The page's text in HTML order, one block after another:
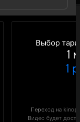
Выбор
1
1
Переход на
Видео будет